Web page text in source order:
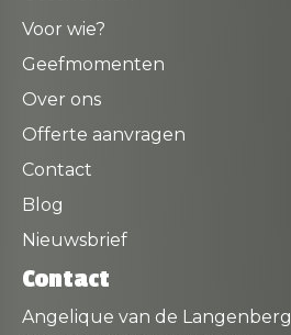
Voor wie?
Geefmomenten
Over ons
Offerte aanvragen
Contact
Blog
Nieuwsbrief
Contact
Angelique van de Langenberg